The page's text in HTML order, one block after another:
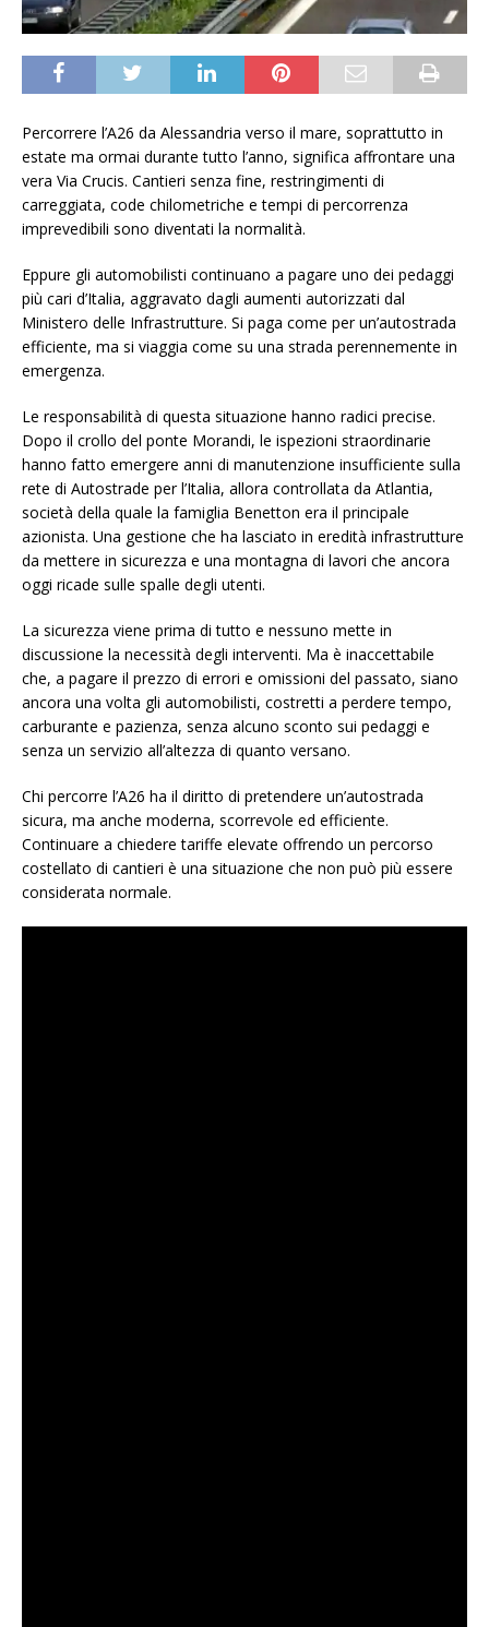
Percorrere l’A26 da Alessandria verso il mare, soprattutto in
estate ma ormai durante tutto l’anno, significa affrontare una
vera Via Crucis. Cantieri senza fine, restringimenti di
carreggiata, code chilometriche e tempi di percorrenza
imprevedibili sono diventati la normalità.
Eppure gli automobilisti continuano a pagare uno dei pedaggi
più cari d’Italia, aggravato dagli aumenti autorizzati dal
Ministero delle Infrastrutture. Si paga come per un’autostrada
efficiente, ma si viaggia come su una strada perennemente in
emergenza.
Le responsabilità di questa situazione hanno radici precise.
Dopo il crollo del ponte Morandi, le ispezioni straordinarie
hanno fatto emergere anni di manutenzione insufficiente sulla
rete di Autostrade per l’Italia, allora controllata da Atlantia,
società della quale la famiglia Benetton era il principale
azionista. Una gestione che ha lasciato in eredità infrastrutture
da mettere in sicurezza e una montagna di lavori che ancora
oggi ricade sulle spalle degli utenti.
La sicurezza viene prima di tutto e nessuno mette in
discussione la necessità degli interventi. Ma è inaccettabile
che, a pagare il prezzo di errori e omissioni del passato, siano
ancora una volta gli automobilisti, costretti a perdere tempo,
carburante e pazienza, senza alcuno sconto sui pedaggi e
senza un servizio all’altezza di quanto versano.
Chi percorre l’A26 ha il diritto di pretendere un’autostrada
sicura, ma anche moderna, scorrevole ed efficiente.
Continuare a chiedere tariffe elevate offrendo un percorso
costellato di cantieri è una situazione che non può più essere
considerata normale.